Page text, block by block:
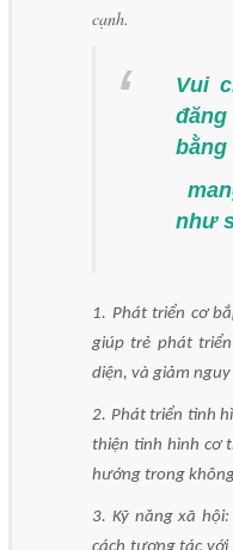
cạnh.
Vui
bằng
như
1. Phát triển cơ
giúp trẻ phát
diện, và giảm nguy
2. Phát triển tình
thiện tình hình cơ
hướng trong
3. Kỹ năng xã